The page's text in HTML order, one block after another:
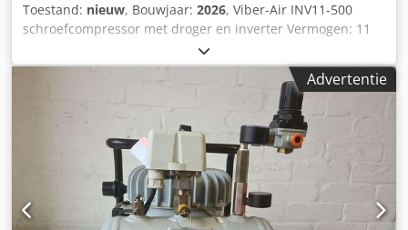
Toestand: nieuw, Bouwjaar: 2026, Viber-Air INV11-500
schroefcompressor met droger en inverter Vermogen: 11
kW / 7,5 pk Motortoerental: 3000 tpm Tank: 500 liter
Spanning en frequentie: 400 V / 50 Hz Waterdichtheid: IP23
Geluidsniveau: 65 dB Bedrijfsdruk: 10 bar
Luchtverplaatsing: 1500 l/min Aandrijving: Directe
aandrijving Uitlaatdiameter: G 1 Ontvochtiger: TR-20HP
Koeling: Olie Schroevenfabrikant: BAOSI Inverter:
Inbegrepen Display: HTK070 Afmetingen (lengte / breedte /
hoogte): 1900 / 750 / 1030 mm Gewicht: 500 kg
Aanzuigcapaciteit: 1800 l/min Cedpfx Ajxdbubsm Ejrf
Persluchtcapaciteit: 1500 l/min Op voorraad!
Advertentie